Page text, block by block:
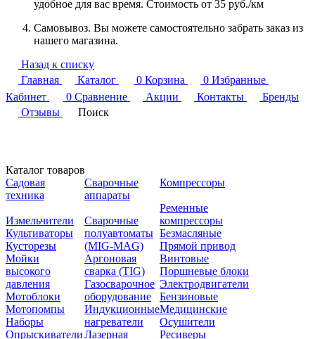
удобное для вас время. Стоимость от 35 руб./км
Самовывоз. Вы можете самостоятельно забрать заказ из
нашего магазина.
Назад к списку
Главная
Каталог 0 Корзина 0 Избранные
Кабинет
0 Сравнение Акции Контакты
Бренды
Отзывы
Поиск
Каталог товаров
Садовая
техника
Измельчители
Культиваторы
Кусторезы
Мойки
высокого
давления
Мотоблоки
Мотопомпы
Наборы
Опрыскиватели
Сварочные
аппараты
Сварочные
полуавтоматы
(MIG-MAG)
Аргоновая
сварка (TIG)
Газосварочное
оборудование
Индукционные
нагреватели
Лазерная
Компрессоры
Ременные
компрессоры
Безмасляные
Прямой привод
Винтовые
Поршневые блоки
Электродвигатели
Бензиновые
Медицинские
Осушители
Ресиверы